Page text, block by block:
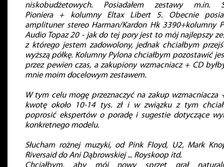
niskobudżetowych. Posiadałem zestawy m.in.
Pioniera + kolumny Eltax Libert 5. Obecnie
amplituner stereo Harman/Kardon Hk 3390+kolumny
Audio Topaz 20 - jak do tej pory jest to mój najlepszy
z którego jestem zadowolony, jednak chciałbym
wyższą półkę. Kolumny Pylona chciałbym pozostawić
przez pewien czas, a zakupiony wzmacniacz + CD
mnie moim docelowym zestawem.
W tym celu mogę przeznaczyć na zakup wzmacniacza
kwotę około 10-14 tys. zł i w związku z tym
poprosić ekspertów o poradę i sugestie dotyczące
konkretnego modelu.
Słucham rożnej muzyki, od Pink Floyd, U2, Mark
Riversaid do Ani Dąbrowskiej ... Royskoop itd.
Chciałbym, aby mój nowy sprzęt grał